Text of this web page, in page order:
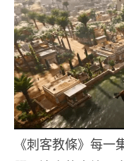
《刺客教條》每